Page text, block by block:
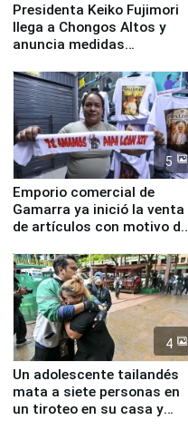
Presidenta Keiko Fujimori
llega a Chongos Altos y
anuncia medidas
educación, salud y empleo
5
Emporio comercial de
Gamarra ya inició la venta
de artículos con motivo de
4
Un adolescente tailandés
mata a siete personas en
un tiroteo en su casa y